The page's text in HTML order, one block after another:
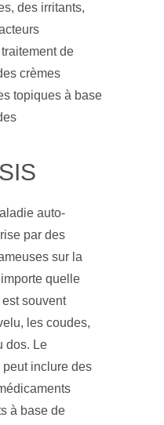
des irritants,
de
crèmes
topiques à base
auto-
par des
sur la
quelle
souvent
les coudes,
dos. Le
inclure des
à base de